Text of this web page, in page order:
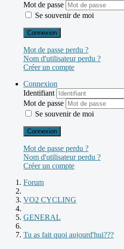
Mot de passe
Se souvenir de moi
Connexion
Mot de passe perdu ?
Nom d'utilisateur perdu ?
Créer un compte
Connexion
Identifiant
Mot de passe
Se souvenir de moi
Connexion
Mot de passe perdu ?
Nom d'utilisateur perdu ?
Créer un compte
Forum
VO2 CYCLING
GENERAL
Tu as fait quoi aujourd'hui???